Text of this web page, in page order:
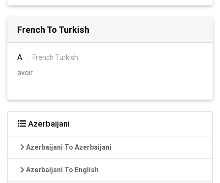
French To Turkish
A :
French Turkish
avoir
Azerbaijani
Azerbaijani To Azerbaijani
Azerbaijani To English